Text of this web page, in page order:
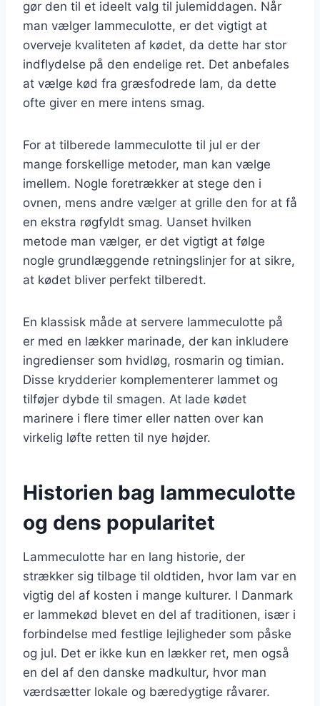
gør den til et ideelt valg til julemiddagen. Når
man vælger lammeculotte, er det vigtigt at
overveje kvaliteten af kødet, da dette har stor
indflydelse på den endelige ret. Det anbefales
at vælge kød fra græsfodrede lam, da dette
ofte giver en mere intens smag.
For at tilberede lammeculotte til jul er der
mange forskellige metoder, man kan vælge
imellem. Nogle foretrækker at stege den i
ovnen, mens andre vælger at grille den for at få
en ekstra røgfyldt smag. Uanset hvilken
metode man vælger, er det vigtigt at følge
nogle grundlæggende retningslinjer for at sikre,
at kødet bliver perfekt tilberedt.
En klassisk måde at servere lammeculotte på
er med en lækker marinade, der kan inkludere
ingredienser som hvidløg, rosmarin og timian.
Disse krydderier komplementerer lammet og
tilføjer dybde til smagen. At lade kødet
marinere i flere timer eller natten over kan
virkelig løfte retten til nye højder.
Historien bag lammeculotte
og dens popularitet
Lammeculotte har en lang historie, der
strækker sig tilbage til oldtiden, hvor lam var en
vigtig del af kosten i mange kulturer. I Danmark
er lammekød blevet en del af traditionen, især i
forbindelse med festlige lejligheder som påske
og jul. Det er ikke kun en lækker ret, men også
en del af den danske madkultur, hvor man
værdsætter lokale og bæredygtige råvarer.